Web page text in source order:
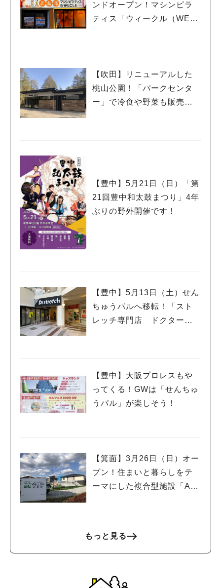
ンドオープン！マシンピラ
ティス「ウィークル（WEC
【吹田】リニューアルした
桃山公園！「パークセンタ
ー」で冷食や野菜も販売さ
【豊中】5月21日（日）「第
21回豊中和太鼓まつり」4年
ぶりの野外開催です！
【豊中】5月13日（土）せん
ちゅうパルへ移転！「スト
レッチ専門店 ドクタース
【豊中】大阪プロレスもや
ってくる！GWは「せんちゅ
うパル」が楽しそう！
【箕面】3月26日（日）オー
プン！住まいと暮らしをテ
ーマにした複合型施設「AB
もっと見る